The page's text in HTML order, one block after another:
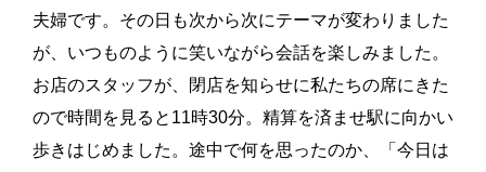
夫婦です。その日も次から次にテーマが変わりました
が、いつものように笑いながら会話を楽しみました。
お店のスタッフが、閉店を知らせに私たちの席にきた
ので時間を見ると11時30分。精算を済ませ駅に向かい
歩きはじめました。途中で何を思ったのか、「今日は